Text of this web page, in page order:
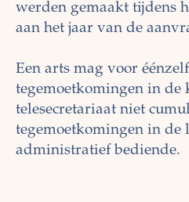
werden gemaakt tijdens
aan het jaar van de
Een arts mag voor
tegemoetkomingen in de
telesecretariaat niet
tegemoetkomingen in de
administratief bediende.